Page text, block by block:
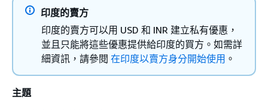
印度的賣方
印度的賣方可以用 USD 和 INR 建立私有優惠，
並且只能將這些優惠提供給印度的買方。如需詳
細資訊，請參閱 在印度以賣方身分開始使用 。
主題